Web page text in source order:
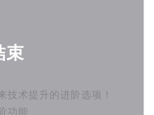
束
技术提升的进阶选项！
功能